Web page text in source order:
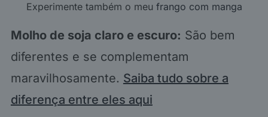
Experimente também o meu frango com manga
Molho de soja claro e escuro: São bem
diferentes e se complementam
maravilhosamente. Saiba tudo sobre a
diferença entre eles aqui